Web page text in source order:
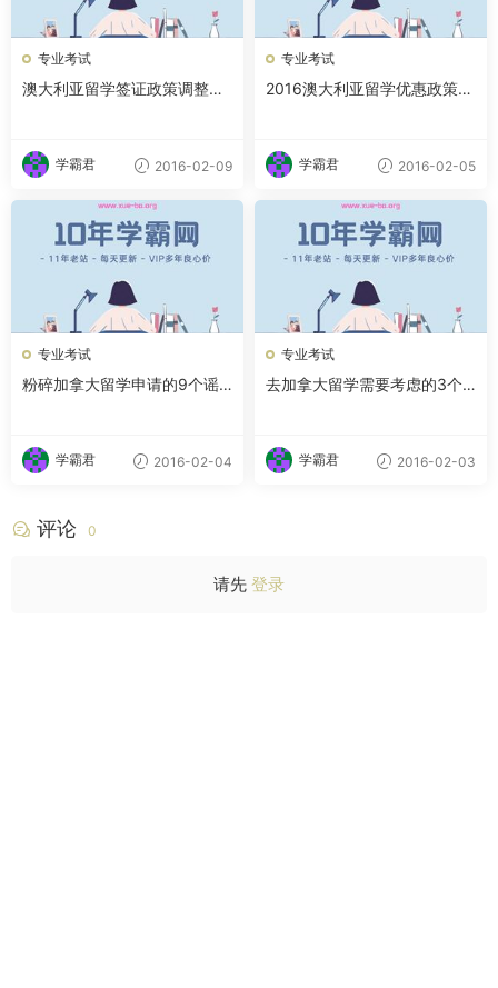
专业考试
澳大利亚留学签证政策调整的
学霸君 2016-02-09
专业考试
2016澳大利亚留学优惠政策大
学霸君 2016-02-05
专业考试
粉碎加拿大留学申请的9个谣
学霸君 2016-02-04
专业考试
去加拿大留学需要考虑的3个
学霸君 2016-02-03
评论 0
请先 登录